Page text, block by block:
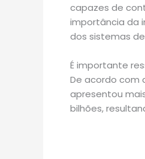
capazes de
importância da
dos sistemas
É importante
De acordo com
apresentou
bilhões,